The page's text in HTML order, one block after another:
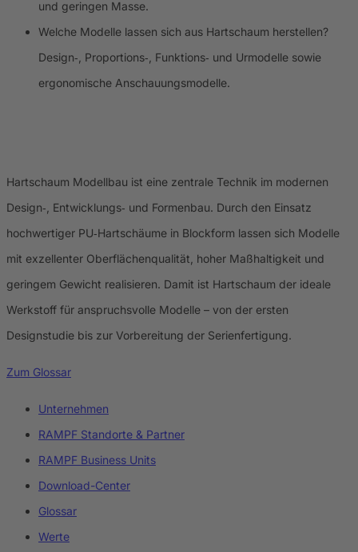
und geringen Masse.
Welche Modelle lassen sich aus Hartschaum herstellen?
Design‑, Proportions‑, Funktions‑ und Urmodelle sowie
ergonomische Anschauungsmodelle.
Hartschaum Modellbau ist eine zentrale Technik im modernen
Design‑, Entwicklungs‑ und Formenbau. Durch den Einsatz
hochwertiger PU‑Hartschäume in Blockform lassen sich Modelle
mit exzellenter Oberflächenqualität, hoher Maßhaltigkeit und
geringem Gewicht realisieren. Damit ist Hartschaum der ideale
Werkstoff für anspruchsvolle Modelle – von der ersten
Designstudie bis zur Vorbereitung der Serienfertigung.
Zum Glossar
Unternehmen
RAMPF Standorte & Partner
RAMPF Business Units
Download-Center
Glossar
Werte